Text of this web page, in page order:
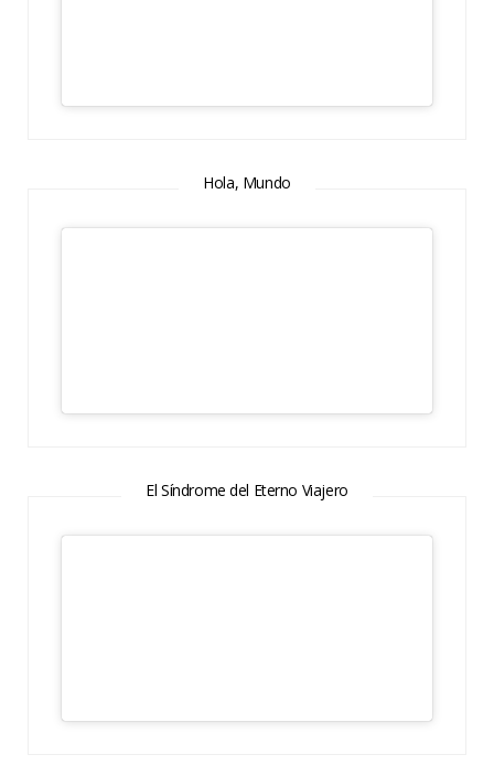
Hola, Mundo
El Síndrome del Eterno Viajero